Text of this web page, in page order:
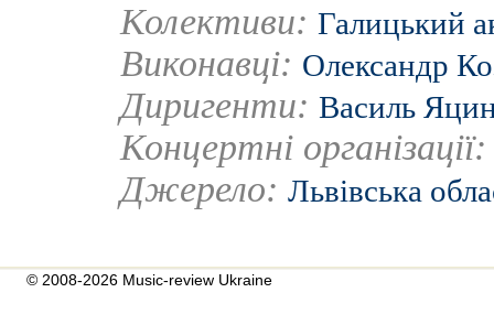
Колективи: Галицький
Виконавці: Олександр
Диригенти: Василь
Концертні
Джерело: Львівська
© 2008-2026 Music-review Ukraine